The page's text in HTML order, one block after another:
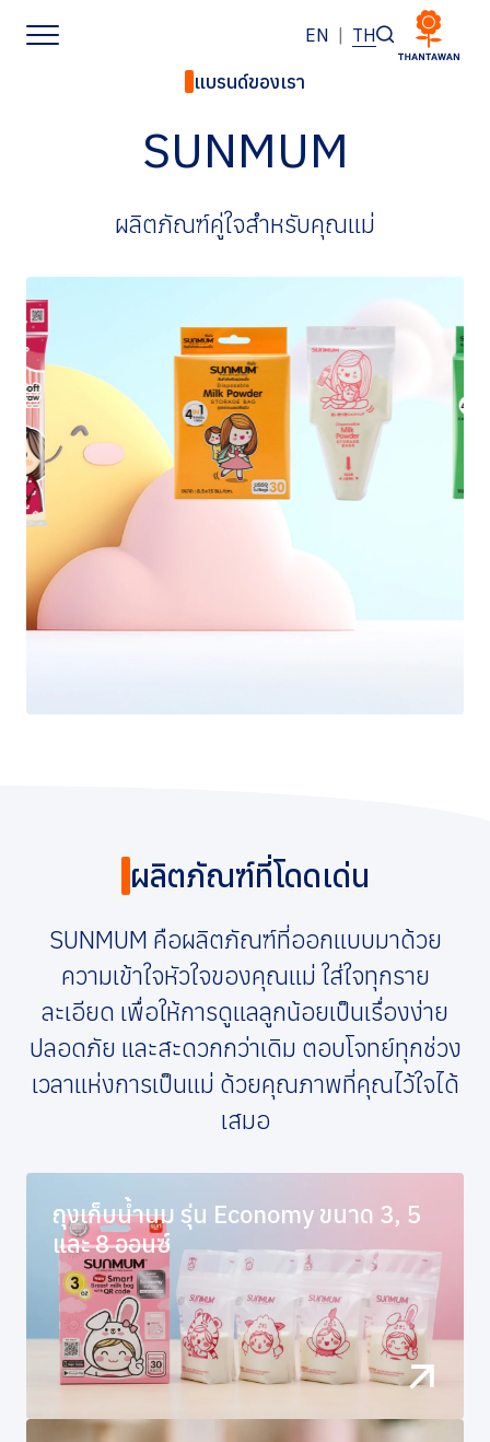
EN | TH
แบรนด์ของเรา
นักลงทุนสัมพันธ์
การพัฒนาอย่างยั่งยืน
การกำกับดูแลกิจการที่ดี
ข่าวสารและกิจกรรม
ร่วมงานกับเรา
แบรนด์ของเรา
SUNMUM
ผลิตภัณฑ์คู่ใจสำหรับคุณแม่
ผลิตภัณฑ์ที่โดดเด่น
SUNMUM คือผลิตภัณฑ์ที่ออกแบบมาด้วย
ความเข้าใจหัวใจของคุณแม่ ใส่ใจทุกราย
ละเอียด เพื่อให้การดูแลลูกน้อยเป็นเรื่องง่าย
ปลอดภัย และสะดวกกว่าเดิม ตอบโจทย์ทุกช่วง
เวลาแห่งการเป็นแม่ ด้วยคุณภาพที่คุณไว้ใจได้
เสมอ
ถุงเก็บน้ำนม รุ่น Economy ขนาด 3, 5
และ 8 ออนซ์